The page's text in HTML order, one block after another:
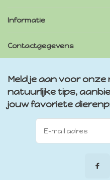
Informatie
Contactgegevens
Meld je aan voor
natuurlijke tips,
jouw favoriete